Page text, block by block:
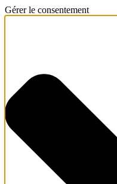
Gérer le consentement